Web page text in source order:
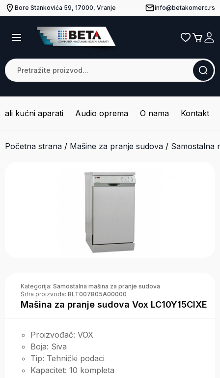
Bore Stankovića 59, 17000, Vranje info@betakomerc.rs
kućni aparati Audio oprema O nama Kontakt
Početna strana / Mašine za pranje sudova / Samostalna
Kategorija: Samostalna mašina za pranje sudova
Šifra proizvoda: BLT007805A00000
Mašina za pranje sudova Vox LC10Y15CIXE
Proizvođač: VOX
Boja: Siva
Tip: Tehnički podaci
Kapacitet: 10 kompleta